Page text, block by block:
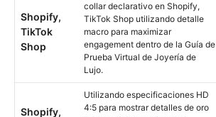
Shopify,
TikTok
Shop
collar declarativo en Shopify,
TikTok Shop utilizando detalle
macro para maximizar
engagement dentro de la Guía de
Prueba Virtual de Joyería de
Lujo.
Shopify,
Utilizando especificaciones HD
4:5 para mostrar detalles de oro